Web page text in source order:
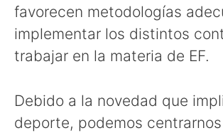
favorecen metodologías
implementar los distintos
trabajar en la materia de EF.
Debido a la novedad que
deporte, podemos